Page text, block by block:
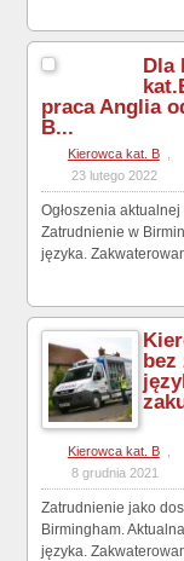
Dla
praca Anglia
B...
Kierowca kat. B
23 lutego 2022
Ogłoszenia
Zatrudnienie w
języka.
Kierowca kat. B
8 grudnia 2021
Zatrudnienie jako
Birmingham.
języka.